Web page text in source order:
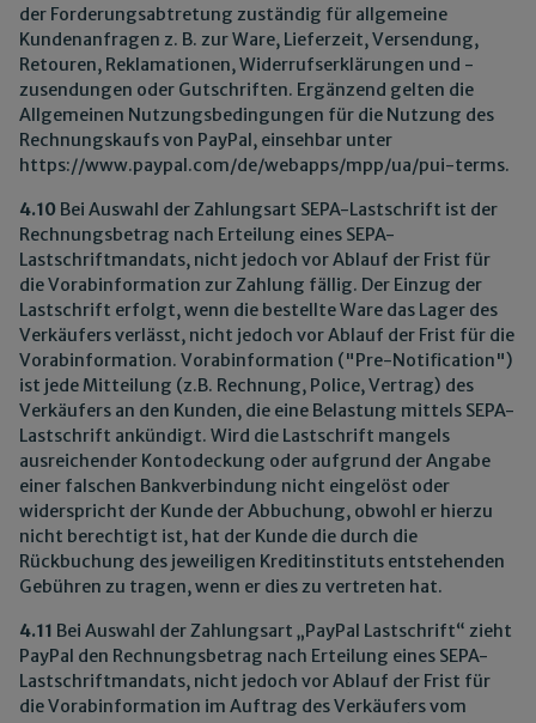
der Forderungsabtretung zuständig für allgemeine
Kundenanfragen z. B. zur Ware, Lieferzeit, Versendung,
Retouren, Reklamationen, Widerrufserklärungen und -
zusendungen oder Gutschriften. Ergänzend gelten die
Allgemeinen Nutzungsbedingungen für die Nutzung des
Rechnungskaufs von PayPal, einsehbar unter
https://www.paypal.com/de/webapps/mpp/ua/pui-terms.
4.10 Bei Auswahl der Zahlungsart SEPA-Lastschrift ist der
Rechnungsbetrag nach Erteilung eines SEPA-
Lastschriftmandats, nicht jedoch vor Ablauf der Frist für
die Vorabinformation zur Zahlung fällig. Der Einzug der
Lastschrift erfolgt, wenn die bestellte Ware das Lager des
Verkäufers verlässt, nicht jedoch vor Ablauf der Frist für die
Vorabinformation. Vorabinformation ("Pre-Notification")
ist jede Mitteilung (z.B. Rechnung, Police, Vertrag) des
Verkäufers an den Kunden, die eine Belastung mittels SEPA-
Lastschrift ankündigt. Wird die Lastschrift mangels
ausreichender Kontodeckung oder aufgrund der Angabe
einer falschen Bankverbindung nicht eingelöst oder
widerspricht der Kunde der Abbuchung, obwohl er hierzu
nicht berechtigt ist, hat der Kunde die durch die
Rückbuchung des jeweiligen Kreditinstituts entstehenden
Gebühren zu tragen, wenn er dies zu vertreten hat.
4.11 Bei Auswahl der Zahlungsart „PayPal Lastschrift“ zieht
PayPal den Rechnungsbetrag nach Erteilung eines SEPA-
Lastschriftmandats, nicht jedoch vor Ablauf der Frist für
die Vorabinformation im Auftrag des Verkäufers vom